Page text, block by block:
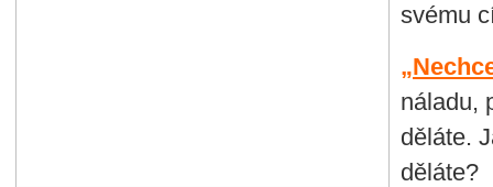
svému
náladu,
děláte.
děláte?